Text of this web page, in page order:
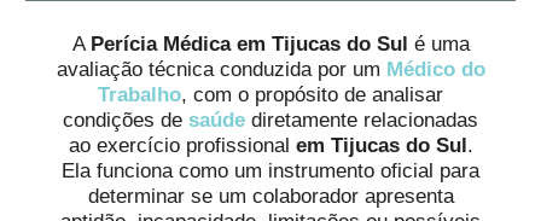
A Perícia Médica em Tijucas do Sul é uma
avaliação técnica conduzida por um Médico do
Trabalho, com o propósito de analisar
condições de saúde diretamente relacionadas
ao exercício profissional em Tijucas do Sul .
Ela funciona como um instrumento oficial para
determinar se um colaborador apresenta